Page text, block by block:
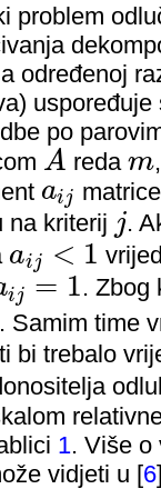
problem
određenoj
po
A
A reda m
m
aij
aij
kriterij j
j
.
aij < 1
aij< 1
ij = 1
ij= 1 . Zbog
. Samim time
bi trebalo
1. Više o
vidjeti u [6